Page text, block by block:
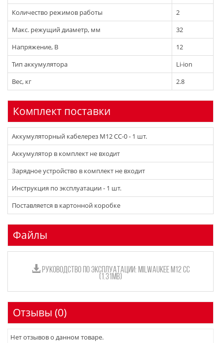
Количество режимов работы
2
Макс. режущий диаметр, мм
32
Напряжение, В
12
Тип аккумулятора
Li-ion
Вес, кг
2.8
Комплект поставки
Аккумуляторный кабелерез M12 CC-0 - 1 шт.
Аккумулятор в комплект не входит
Зарядное устройство в комплект не входит
Инструкция по эксплуатации - 1 шт.
Поставляется в картонной коробке
Файлы
РУКОВОДСТВО ПО ЭКСПЛУАТАЦИИ: MILWAUKEE M12 CC
(1.31MB)
Отзывы (0)
Нет отзывов о данном товаре.